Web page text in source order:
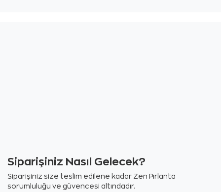
Siparişiniz Nasıl Gelecek?
Siparişiniz size teslim edilene kadar Zen Pırlanta
sorumluluğu ve güvencesi altındadır.